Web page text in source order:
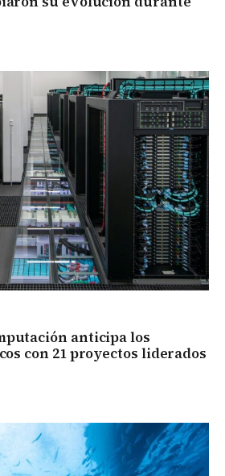
anticipa los
con 21 proyectos liderados